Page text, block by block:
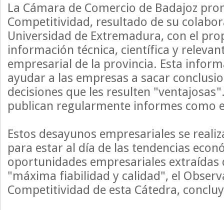
La Cámara de Comercio de Badajoz
Competitividad, resultado de su
Universidad de Extremadura, con el
información técnica, científica y
empresarial de la provincia. Esta
ayudar a las empresas a sacar
decisiones que les resulten
publican regularmente informes como
Estos desayunos empresariales se
para estar al día de las tendencias
oportunidades empresariales extraídas
"máxima fiabilidad y calidad", el
Competitividad de esta Cátedra,